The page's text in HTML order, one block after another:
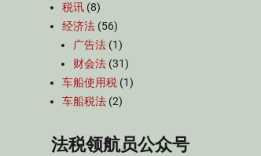
税讯 (8)
经济法 (56)
广告法 (1)
财会法 (31)
车船使用税 (1)
车船税法 (2)
法税领航员公众号